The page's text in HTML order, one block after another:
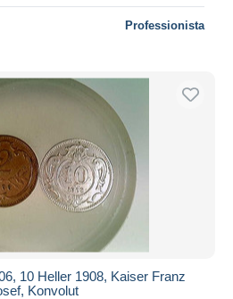
Professionista
10 Heller 1908, Kaiser Franz
Konvolut